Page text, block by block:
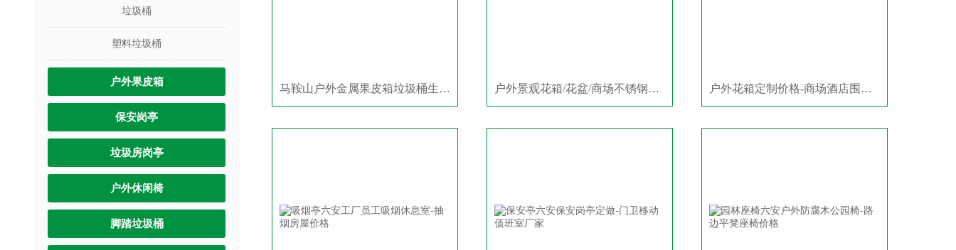
垃圾桶
塑料垃圾桶
户外果皮箱
保安岗亭
垃圾房岗亭
户外休闲椅
脚踏垃圾桶
马鞍山户外金属果皮箱垃圾桶生产厂家 户外景观花箱/花盆/商场不锈钢护栏花架厂家 户外花箱定制价格-商场酒店围挡式花钵厂家